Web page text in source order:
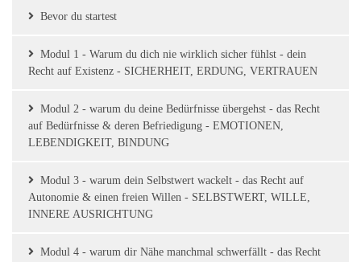
Bevor du startest
Modul 1 - Warum du dich nie wirklich sicher fühlst - dein
Recht auf Existenz - SICHERHEIT, ERDUNG, VERTRAUEN
Modul 2 - warum du deine Bedürfnisse übergehst - das Recht
auf Bedürfnisse & deren Befriedigung - EMOTIONEN,
LEBENDIGKEIT, BINDUNG
Modul 3 - warum dein Selbstwert wackelt - das Recht auf
Autonomie & einen freien Willen - SELBSTWERT, WILLE,
INNERE AUSRICHTUNG
Modul 4 - warum dir Nähe manchmal schwerfällt - das Recht